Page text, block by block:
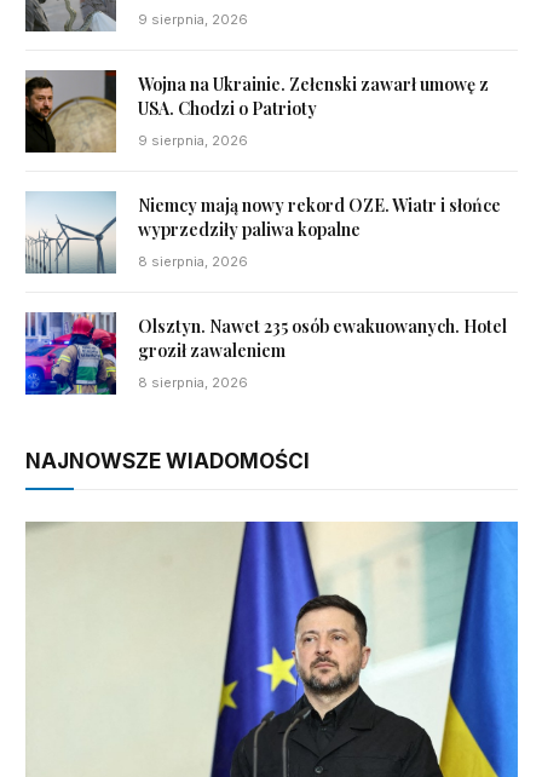
9 sierpnia, 2026
Wojna na Ukrainie. Zełenski zawarł umowę z
USA. Chodzi o Patrioty
9 sierpnia, 2026
Niemcy mają nowy rekord OZE. Wiatr i słońce
wyprzedziły paliwa kopalne
8 sierpnia, 2026
Olsztyn. Nawet 235 osób ewakuowanych. Hotel
groził zawaleniem
8 sierpnia, 2026
NAJNOWSZE WIADOMOŚCI